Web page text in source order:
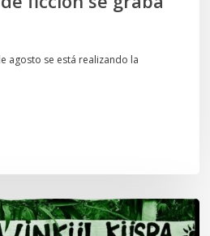
agosto se está realizando la